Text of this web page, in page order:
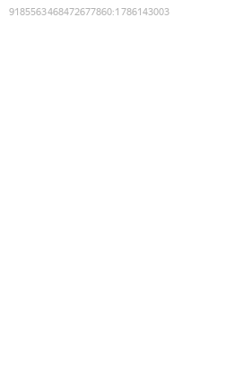
9185563468472677860:1786143003